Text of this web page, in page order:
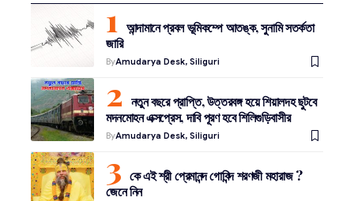
আন্দামানে প্রবল ভূমিকম্পে আতঙ্ক, সুনামি সতর্কতা
জারি
ByAmudarya Desk, Siliguri
নতুন বছরে প্রাপ্তি, উত্তরবঙ্গ হয়ে শিয়ালদহ ছুটবে
মদনমোহন এক্সপ্রেস, দাবি পূরণ হবে শিলিগুড়িবাসীর
ByAmudarya Desk, Siliguri
কে এই শ্রী প্রেমানন্দ গোবিন্দ শরণজী মহারাজ ?
জেনে নিন